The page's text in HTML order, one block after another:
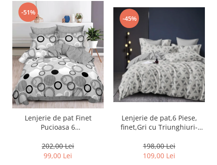
-51%
Lenjerie de pat Finet
Pucioasa 6
202,00 Lei
99,00 Lei
-45%
Lenjerie de pat,6 Piese,
finet,Gri cu Triunghiuri-
198,00 Lei
109,00 Lei